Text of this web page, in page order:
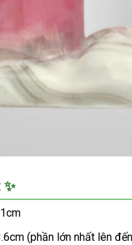
(phần lớn nhất lên